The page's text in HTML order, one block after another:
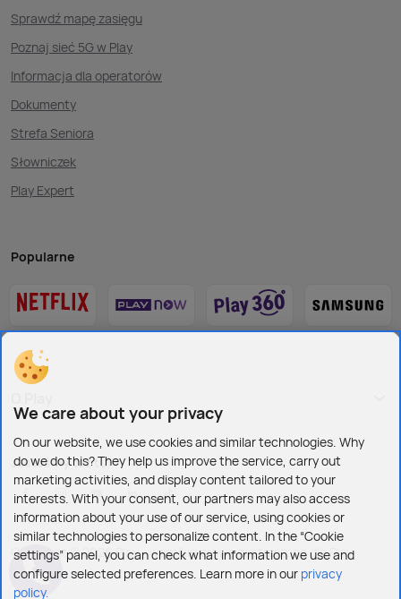
Sprawdź mapę zasięgu
Poznaj sieć 5G w Play
Informacja dla operatorów
Dokumenty
Strefa Seniora
Słowniczek
Play Expert
Popularne
Jesteśmy też tu:
Copyright © 2026 Play - wszelkie prawa zastrzeżone dla Play
We care about your privacy
On our website, we use cookies and similar technologies. Why
do we do this? They help us improve the service, carry out
marketing activities, and display content tailored to your
interests. With your consent, our partners may also access
information about your use of our service, using cookies or
similar technologies to personalize content. In the “Cookie
settings” panel, you can check what information we use and
configure selected preferences. Learn more in our privacy
policy.